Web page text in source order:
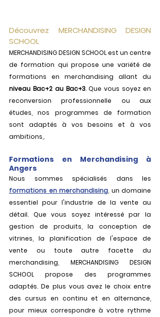
Découvrez MERCHANDISING DESIGN
SCHOOL
MERCHANDISING DESIGN SCHOOL est un centre
de formation qui propose une variété de
niveau Bac+2 au Bac+3. Que vous soyez en
reconversion professionnelle ou aux
études, nos programmes de formation
sont adaptés à vos besoins et à vos
ambitions,.
Formations en Merchandising à
Angers
formations en merchandising , un domaine
essentiel pour l'industrie de la vente au
détail. Que vous soyez intéressé par la
gestion de produits, la conception de
vitrines, la planification de l'espace de
vente ou toute autre facette du
merchandising, MERCHANDISING DESIGN
SCHOOL propose des programmes
adaptés. De plus vous avez le choix entre
des cursus en continu et en alternance,
pour mieux correspondre à votre rythme